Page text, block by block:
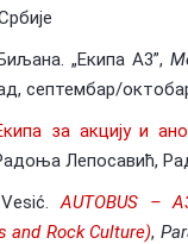
„Екипа А3”,
септембар/
за акцију и
Лепосавић,
Vesić.AUTOBUS –
and Rock Culture),